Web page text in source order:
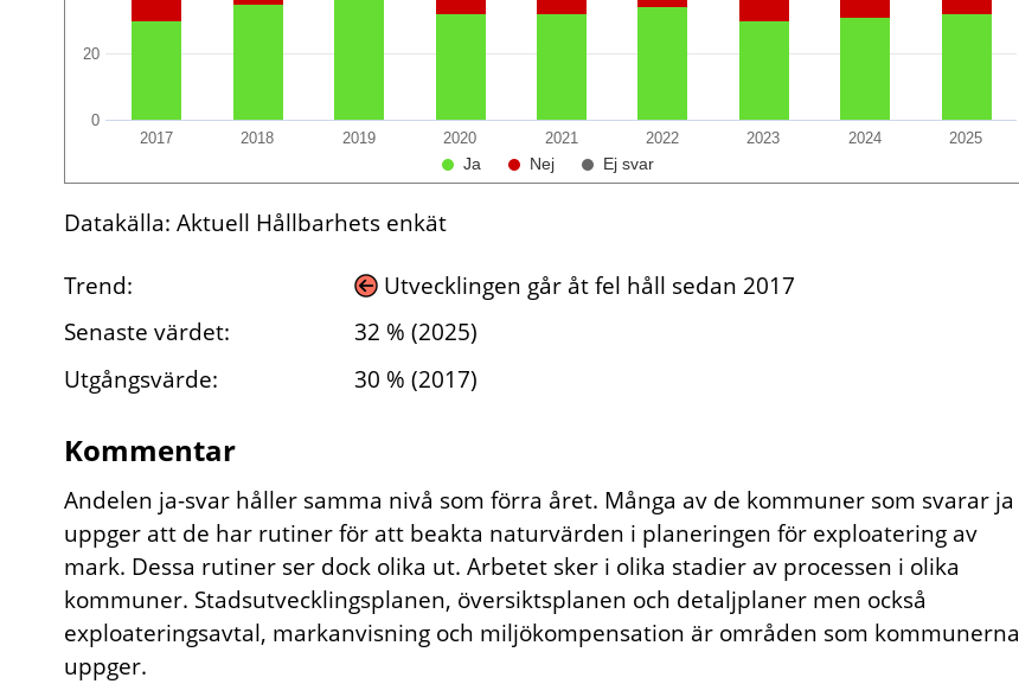
Ja Nej Ej svar
2017 2018 2019 2020 2021 2022 2023 2024 2025
0
20
Datakälla: Aktuell Hållbarhets enkät
Trend:
Utvecklingen går åt fel håll sedan 2017
Senaste värdet:
32 % (2025)
Utgångsvärde:
30 % (2017)
Kommentar
Andelen ja-svar håller samma nivå som förra året. Många av de kommuner som svarar ja
uppger att de har rutiner för att beakta naturvärden i planeringen för exploatering av
mark. Dessa rutiner ser dock olika ut. Arbetet sker i olika stadier av processen i olika
kommuner. Stadsutvecklingsplanen, översiktsplanen och detaljplaner men också
exploateringsavtal, markanvisning och miljökompensation är områden som kommunerna
uppger.